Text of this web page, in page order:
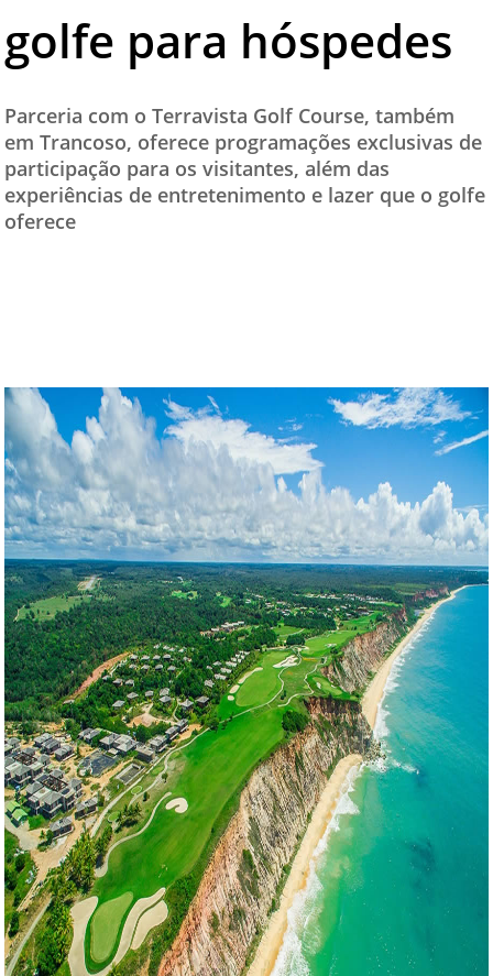
TESTADO E APROVADO
PARCEIROS
QUEM SOMOS - EQUIPE
CONTATO
golfe para hóspedes
Parceria com o Terravista Golf Course, também
em Trancoso, oferece programações exclusivas de
participação para os visitantes, além das
experiências de entretenimento e lazer que o golfe
oferece